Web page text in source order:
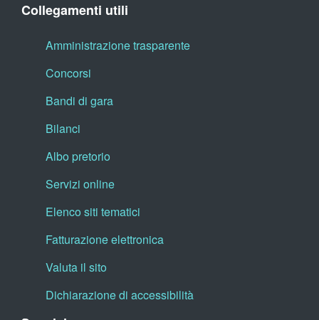
Collegamenti utili
Amministrazione trasparente
Concorsi
Bandi di gara
Bilanci
Albo pretorio
Servizi online
Elenco siti tematici
Fatturazione elettronica
Valuta il sito
Dichiarazione di accessibilità